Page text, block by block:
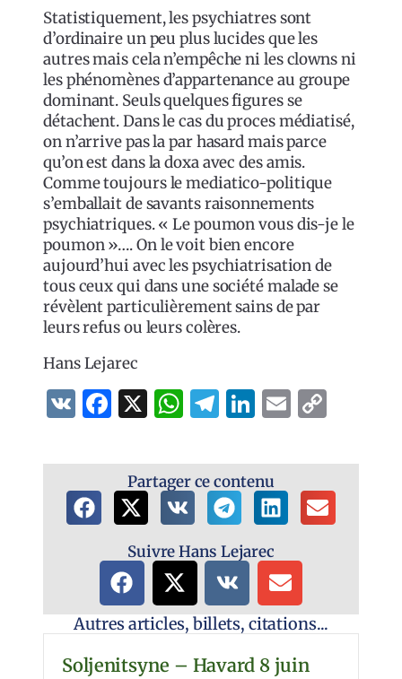
Statistiquement, les psychiatres sont
d’ordinaire un peu plus lucides que les
autres mais cela n’empêche ni les clowns ni
les phénomènes d’appartenance au groupe
dominant. Seuls quelques figures se
détachent. Dans le cas du proces médiatisé,
on n’arrive pas la par hasard mais parce
qu’on est dans la doxa avec des amis.
Comme toujours le mediatico-politique
s’emballait de savants raisonnements
psychiatriques. « Le poumon vous dis-je le
poumon »…. On le voit bien encore
aujourd’hui avec les psychiatrisation de
tous ceux qui dans une société malade se
révèlent particulièrement sains de par
leurs refus ou leurs colères.
Hans Lejarec
VK Facebook
X WhatsApp
Telegram
LinkedIn
Email
Partager ce contenu
Suivre Hans Lejarec
Autres articles, billets, citations...
Soljenitsyne – Havard 8 juin